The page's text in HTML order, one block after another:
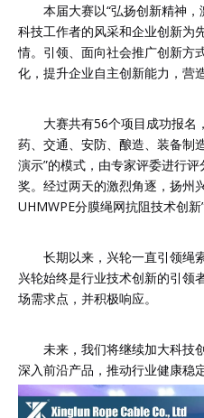
本届大赛以“弘扬创新精神
科技工作者的风采和企业创新为
情。引领、面向社会推广创新方
化，提升企业自主创新能力，营
大赛共有56个项目成功报名
药、交通、安防、酿造、装备制
演示”的模式，由专家评委进行
奖。经过两天的激烈角逐，扬州
UHMWPE分膜绳网抗阻技术创新
长期以来，兴轮一直引领绳
兴轮始终是行业技术创新的引领
场需求点，并积极响应。
未来，我们将继续加大科技
深入前沿产品，推动行业健康稳定